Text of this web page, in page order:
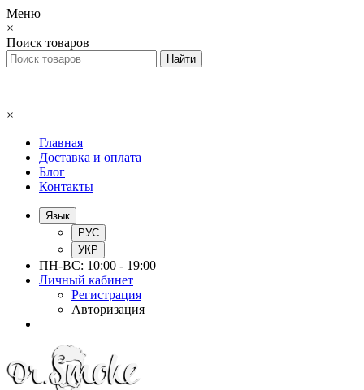
Меню
×
Поиск товаров
×
Главная
Доставка и оплата
Блог
Контакты
Язык
РУС
УКР
ПН-ВС: 10:00 - 19:00
Личный кабинет
Регистрация
Авторизация